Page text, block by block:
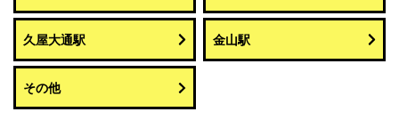
久屋大通駅 金山駅
その他